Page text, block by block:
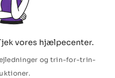
vores hjælpecenter.
og trin-for-trin-